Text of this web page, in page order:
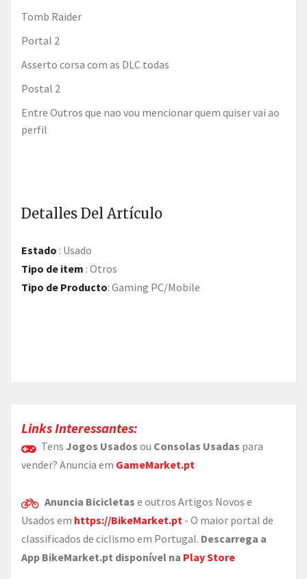
Tomb Raider
Portal 2
Asserto corsa com as DLC todas
Postal 2
Entre Outros que nao vou mencionar quem quiser vai ao
perfil
Detalles Del Artículo
Estado : Usado
Tipo de item : Otros
Tipo de Producto: Gaming PC/Mobile
Links Interessantes:
Tens Jogos Usados ou Consolas Usadas para
vender? Anuncia em GameMarket.pt
Anuncia Bicicletas e outros Artigos Novos e
Usados em https://BikeMarket.pt - O maior portal de
classificados de ciclismo em Portugal. Descarrega a
App BikeMarket.pt disponível na Play Store